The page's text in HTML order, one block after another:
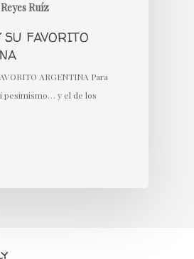
Ruíz
FAVORITO
ARGENTINA Para
pesimismo… y el de los